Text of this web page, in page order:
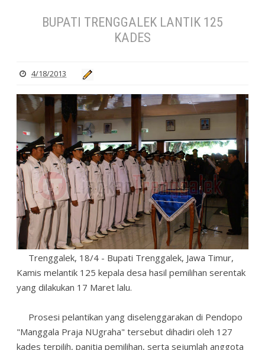
BUPATI TRENGGALEK LANTIK 125
KADES
4/18/2013
Trenggalek, 18/4 - Bupati Trenggalek, Jawa Timur,
Kamis melantik 125 kepala desa hasil pemilihan serentak
yang dilakukan 17 Maret lalu.
Prosesi pelantikan yang diselenggarakan di Pendopo
"Manggala Praja NUgraha" tersebut dihadiri oleh 127
kades terpilih, panitia pemilihan, serta sejumlah anggota